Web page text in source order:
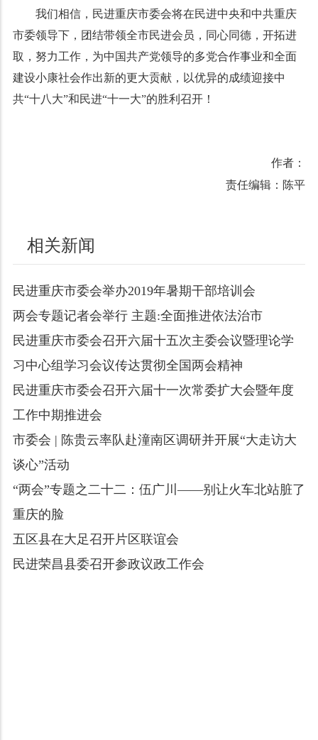
我们相信，民进重庆市委会将在民进中央和中共重庆
市委领导下，团结带领全市民进会员，同心同德，开拓进
取，努力工作，为中国共产党领导的多党合作事业和全面
建设小康社会作出新的更大贡献，以优异的成绩迎接中
共“十八大”和民进“十一大”的胜利召开！
作者：
责任编辑：陈平
相关新闻
民进重庆市委会举办2019年暑期干部培训会
两会专题记者会举行 主题:全面推进依法治市
民进重庆市委会召开六届十五次主委会议暨理论学
习中心组学习会议传达贯彻全国两会精神
民进重庆市委会召开六届十一次常委扩大会暨年度
工作中期推进会
市委会 | 陈贵云率队赴潼南区调研并开展“大走访大
谈心”活动
“两会”专题之二十二：伍广川——别让火车北站脏了
重庆的脸
五区县在大足召开片区联谊会
民进荣昌县委召开参政议政工作会